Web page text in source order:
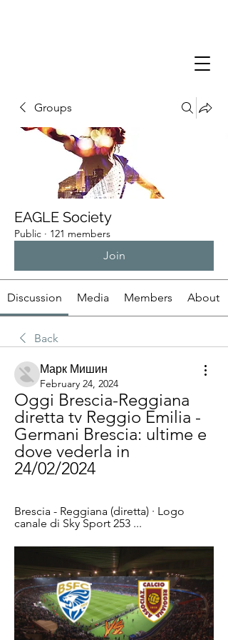
Groups
EAGLE Society
Public · 121 members
Join
Discussion Media Members About
Back
Марк Мишин
February 24, 2024
Oggi Brescia-Reggiana
diretta tv Reggio Emilia -
Germani Brescia: ultime e
dove vederla in
24/02/2024
Brescia - Reggiana (diretta) · Logo
canale di Sky Sport 253 ...